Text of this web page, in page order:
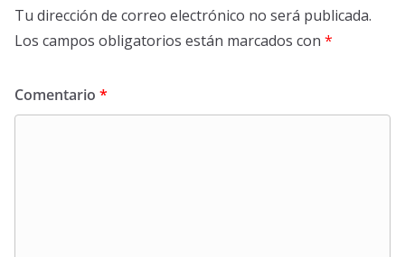
Tu dirección de correo electrónico no será publicada.
Los campos obligatorios están marcados con *
Comentario *